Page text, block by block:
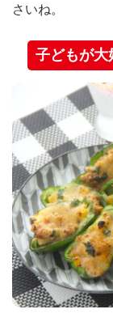
さいね。
子どもが大